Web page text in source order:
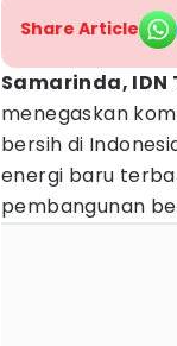
Share Article
Samarinda, IDN
menegaskan
bersih di
energi baru
pembangunan